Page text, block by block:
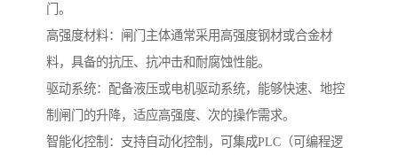
门。
高强度材料：闸门主体通常采用高强度钢材或合金材
料，具备的抗压、抗冲击和耐腐蚀性能。
驱动系统：配备液压或电机驱动系统，能够快速、地控
制闸门的升降，适应高强度、次的操作需求。
智能化控制：支持自动化控制，可集成PLC（可编程逻